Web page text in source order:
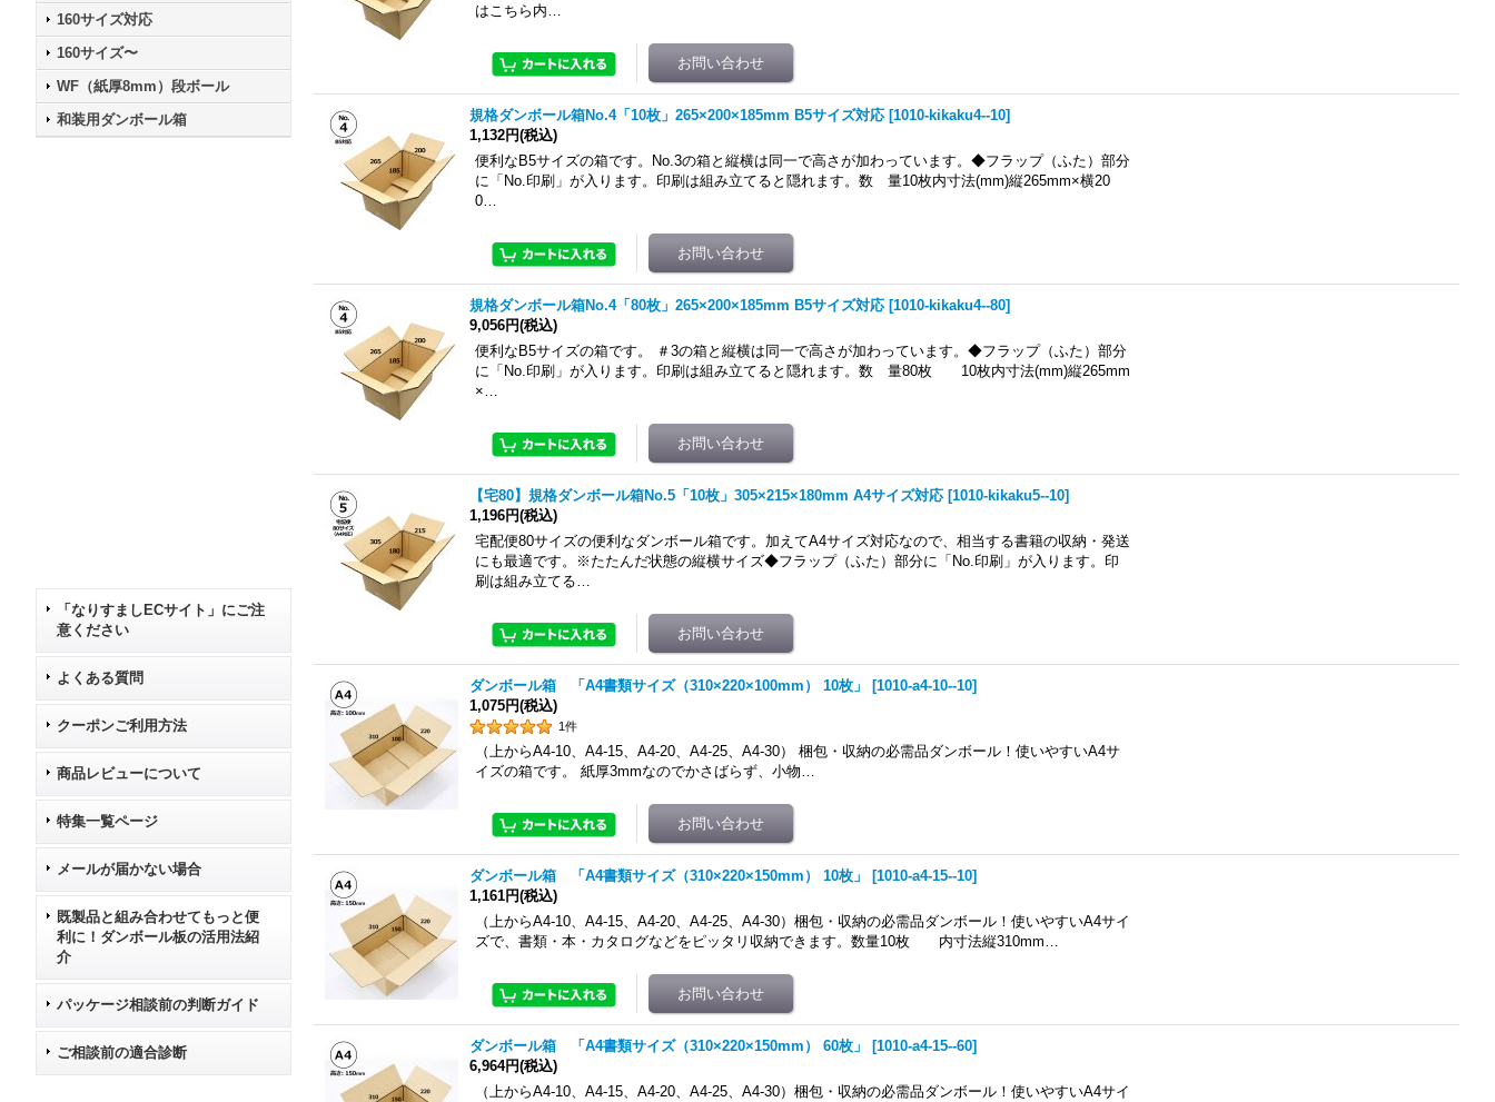
160サイズ対応
160サイズ〜
WF（紙厚8mm）段ボール
和装用ダンボール箱
「なりすましECサイト」にご注
意ください
よくある質問
クーポンご利用方法
商品レビューについて
特集一覧ページ
メールが届かない場合
既製品と組み合わせてもっと便
利に！ダンボール板の活用法紹
介
パッケージ相談前の判断ガイド
ご相談前の適合診断
はこちら内…
規格ダンボール箱No.4「10枚」265×200×185mm B5サイズ対応 [1010-kikaku4--10]
1,132円(税込)
便利なB5サイズの箱です。No.3の箱と縦横は同一で高さが加わっています。◆フラップ（ふた）部分
に「No.印刷」が入ります。印刷は組み立てると隠れます。数 量10枚内寸法(mm)縦265mm×横20
0…
規格ダンボール箱No.4「80枚」265×200×185mm B5サイズ対応 [1010-kikaku4--80]
9,056円(税込)
便利なB5サイズの箱です。 ＃3の箱と縦横は同一で高さが加わっています。◆フラップ（ふた）部分
に「No.印刷」が入ります。印刷は組み立てると隠れます。数 量80枚 10枚内寸法(mm)縦265mm
×…
【宅80】規格ダンボール箱No.5「10枚」305×215×180mm A4サイズ対応 [1010-kikaku5--10]
1,196円(税込)
宅配便80サイズの便利なダンボール箱です。加えてA4サイズ対応なので、相当する書籍の収納・発送
にも最適です。※たたんだ状態の縦横サイズ◆フラップ（ふた）部分に「No.印刷」が入ります。印
刷は組み立てる…
ダンボール箱 「A4書類サイズ（310×220×100mm） 10枚」 [1010-a4-10--10]
1,075円(税込)
1 件
（上からA4-10、A4-15、A4-20、A4-25、A4-30） 梱包・収納の必需品ダンボール！使いやすいA4サ
イズの箱です。 紙厚3mmなのでかさばらず、小物…
ダンボール箱 「A4書類サイズ（310×220×150mm） 10枚」 [1010-a4-15--10]
1,161円(税込)
（上からA4-10、A4-15、A4-20、A4-25、A4-30）梱包・収納の必需品ダンボール！使いやすいA4サイ
ズで、書類・本・カタログなどをピッタリ収納できます。数量10枚 内寸法縦310mm…
ダンボール箱 「A4書類サイズ（310×220×150mm） 60枚」 [1010-a4-15--60]
6,964円(税込)
（上からA4-10、A4-15、A4-20、A4-25、A4-30）梱包・収納の必需品ダンボール！使いやすいA4サイ